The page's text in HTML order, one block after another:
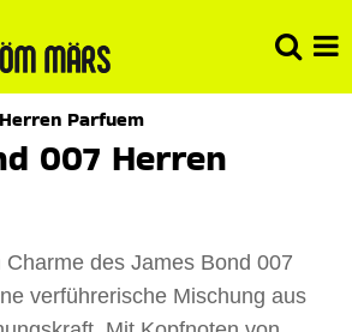
007 Herren
des James Bond 007
verführerische Mischung aus